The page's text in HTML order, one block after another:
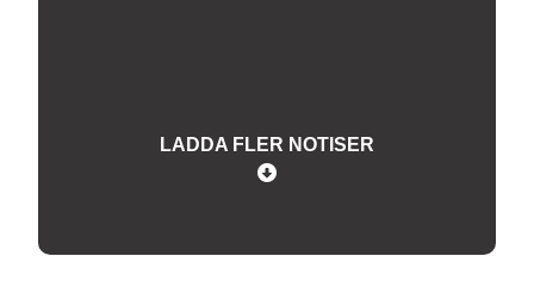
LADDA FLER NOTISER